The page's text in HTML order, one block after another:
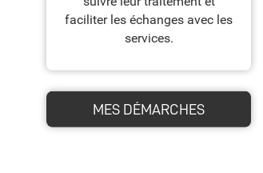
faciliter les échanges avec les
services.
MES DÉMARCHES